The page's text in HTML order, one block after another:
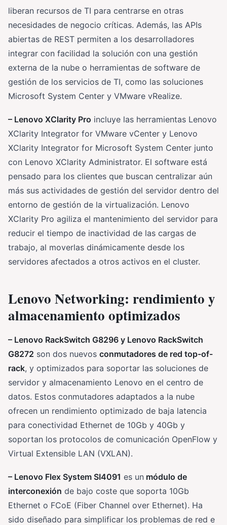
liberan recursos de TI para centrarse en otras
necesidades de negocio críticas. Además, las APIs
abiertas de REST permiten a los desarrolladores
integrar con facilidad la solución con una gestión
externa de la nube o herramientas de software de
gestión de los servicios de TI, como las soluciones
Microsoft System Center y VMware vRealize.
– Lenovo XClarity Pro incluye las herramientas Lenovo
XClarity Integrator for VMware vCenter y Lenovo
XClarity Integrator for Microsoft System Center junto
con Lenovo XClarity Administrator. El software está
pensado para los clientes que buscan centralizar aún
más sus actividades de gestión del servidor dentro del
entorno de gestión de la virtualización. Lenovo
XClarity Pro agiliza el mantenimiento del servidor para
reducir el tiempo de inactividad de las cargas de
trabajo, al moverlas dinámicamente desde los
servidores afectados a otros activos en el cluster.
Lenovo Networking: rendimiento y
almacenamiento optimizados
– Lenovo RackSwitch G8296 y Lenovo RackSwitch
G8272 son dos nuevos conmutadores de red top-of-
rack, y optimizados para soportar las soluciones de
servidor y almacenamiento Lenovo en el centro de
datos. Estos conmutadores adaptados a la nube
ofrecen un rendimiento optimizado de baja latencia
para conectividad Ethernet de 10Gb y 40Gb y
soportan los protocolos de comunicación OpenFlow y
Virtual Extensible LAN (VXLAN).
– Lenovo Flex System SI4091 es un módulo de
interconexión de bajo coste que soporta 10Gb
Ethernet o FCoE (Fiber Channel over Ethernet). Ha
sido diseñado para simplificar los problemas de red e